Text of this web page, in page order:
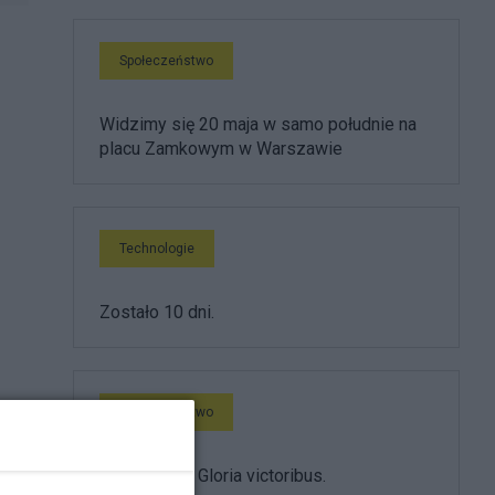
Społeczeństwo
Widzimy się 20 maja w samo południe na
placu Zamkowym w Warszawie
Technologie
Zostało 10 dni.
Społeczeństwo
Gloria victis. Gloria victoribus.